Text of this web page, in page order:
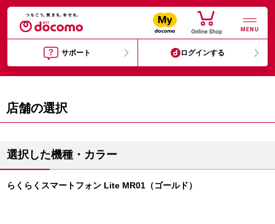
MENU
サポート ログインする
店舗の選択
選択した機種・カラー
らくらくスマートフォン Lite MR01（ゴールド）